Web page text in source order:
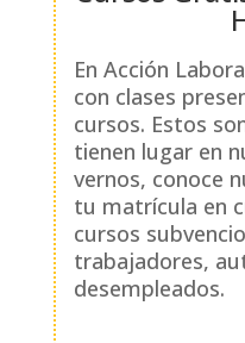
En Acción
con clases
cursos. Estos
tienen lugar en
vernos, conoce
tu matrícula en
cursos
trabajadores,
desempleados.